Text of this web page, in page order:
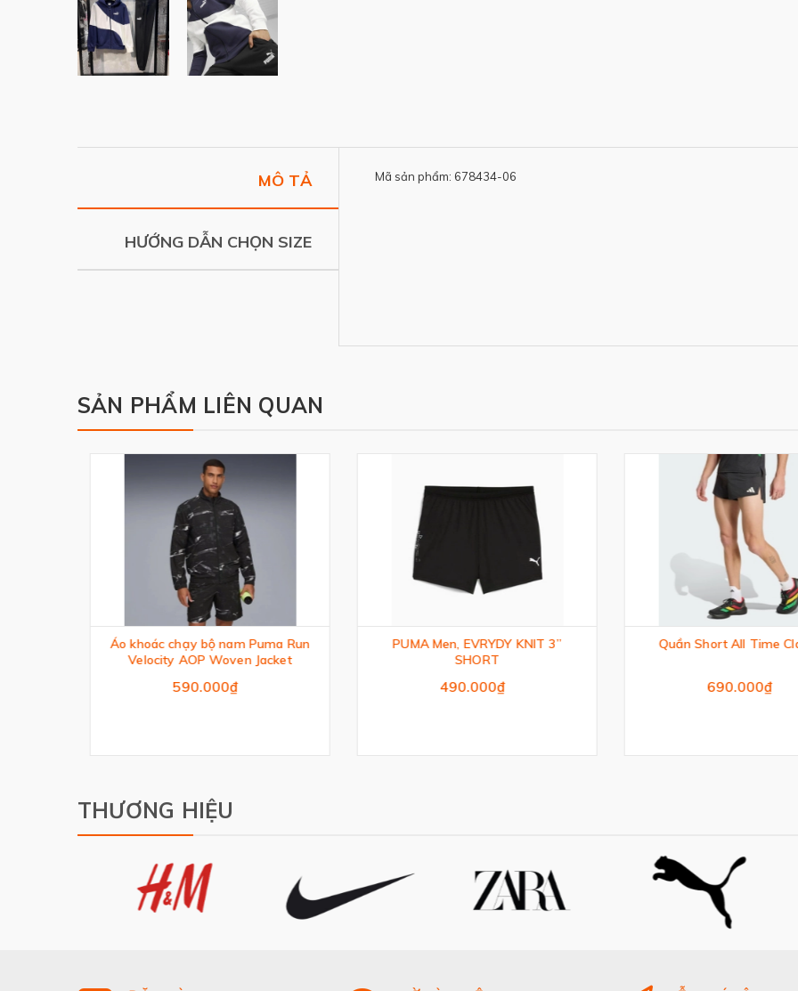
MÔ TẢ
HƯỚNG DẪN CHỌN SIZE
Mã sản phẩm: 678434-06
SẢN PHẨM LIÊN QUAN
Áo khoác chạy bộ nam Puma Run
Velocity AOP Woven Jacket
590.000₫
PUMA Men, EVRYDY KNIT 3”
SHORT
490.000₫
Quần Short All Time
690.000₫
THƯƠNG HIỆU